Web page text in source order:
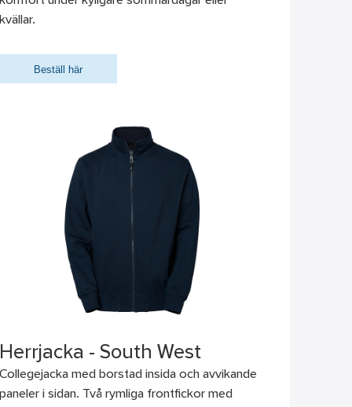
Beställ här
- South West
med borstad insida och avvikande
i sidan. Två rymliga frontfickor med